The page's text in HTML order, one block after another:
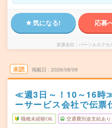
気になる! 応募
派遣会社 パーソルエクセ
未読 掲載日 2026/08/09
≪週3日～！10～16時
ーサービス会社で伝票
職種未経験OK 交通費別途支給あり